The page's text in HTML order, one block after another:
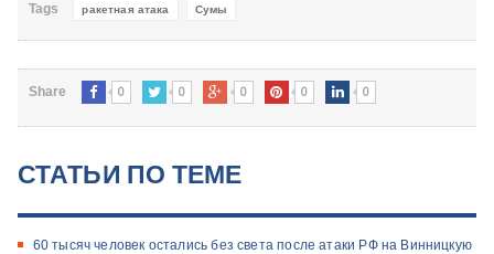
Tags ракетная атака Сумы
Share 0 0 0 0 0
СТАТЬИ ПО ТЕМЕ
60 тысяч человек остались без света после атаки РФ на Винницкую